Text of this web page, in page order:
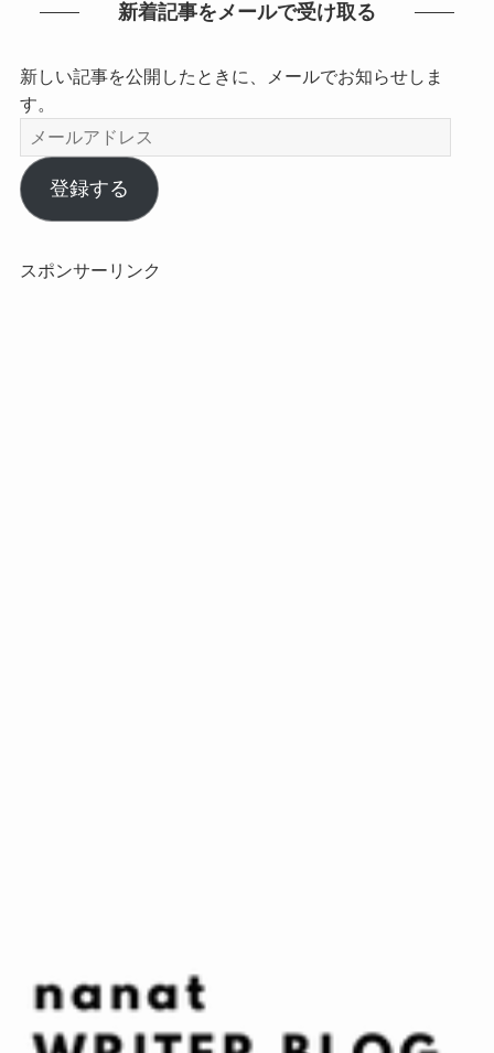
新着記事をメールで受け取る
新しい記事を公開したときに、メールでお知らせしま
す。
メ
ー
ル
ア
レ
登録する
スポンサーリンク